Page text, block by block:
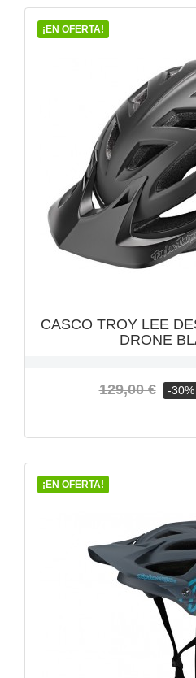
¡EN OFERTA!
CASCO TROY LEE
DRONE
Precio
129,00 € -30%
¡EN OFERTA!
VISTA